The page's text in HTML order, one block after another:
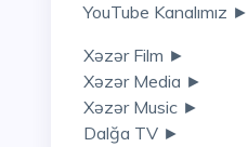
YouTube Kanalımız ►
Xəzər Film ►
Xəzər Media ►
Xəzər Music ►
Dalğa TV ►